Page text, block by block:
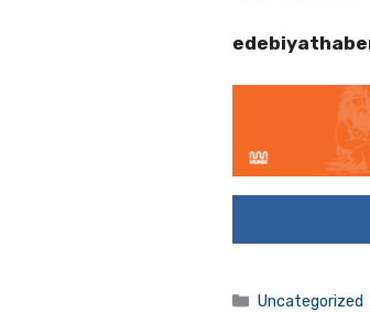
Kategoriler
Uncategorized